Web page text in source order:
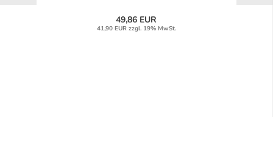
49,86 EUR
41,90 EUR zzgl. 19% MwSt.